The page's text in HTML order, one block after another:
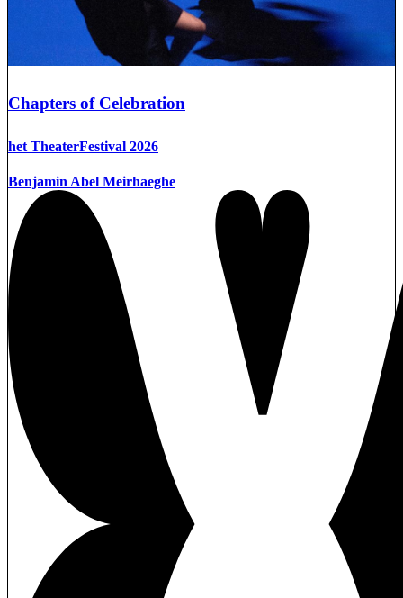
Chapters of Celebration
het TheaterFestival 2026
Benjamin Abel Meirhaeghe